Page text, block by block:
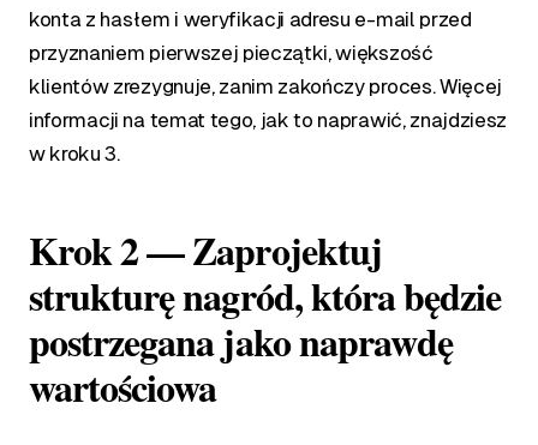
konta z hasłem i weryfikacji adresu e-mail przed
przyznaniem pierwszej pieczątki, większość
klientów zrezygnuje, zanim zakończy proces. Więcej
informacji na temat tego, jak to naprawić, znajdziesz
w kroku 3.
Krok 2 — Zaprojektuj
strukturę nagród, która będzie
postrzegana jako naprawdę
wartościowa